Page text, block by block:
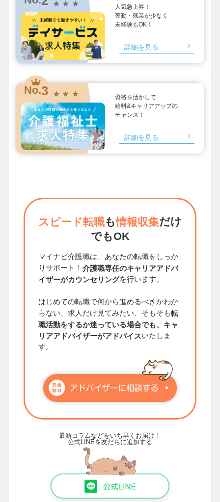
★ ★ ★
人気急上昇！
夜勤・残業が少なく
未経験もOK！
詳細を見る
No.3 ★ ★ ★
資格を活かして
給料&キャリアアップの
チャンス！
詳細を見る
スピード転職も情報収集だけ
でもOK
マイナビ介護職は、あなたの転職をしっか
りサポート！ 介護職専任のキャリアアドバ
イザーがカウンセリングを行います。
はじめての転職で何から進めるべきかわか
らない、求人だけ見てみたい、そもそも転
職活動をするか迷っている場合でも、キャ
リアアドバイザーがアドバイスいたしま
す。
最新コラムなどをいち早くお届け！
公式LINEを友だちに追加する